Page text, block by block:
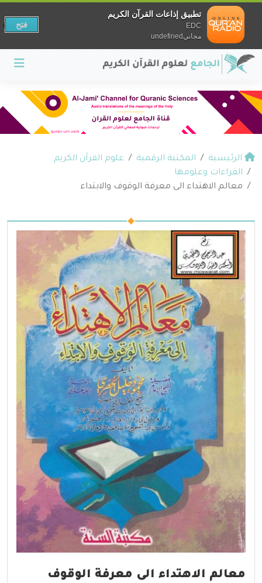
الرئيسية المكتبة الرقمية
علوم القرآن الكريم
القراءات وعلومها
معالم الاهتداء الى معرفة الوقوف والابتداء
معالم الاهتداء الى معرفة الوقوف
تطبيق إذاعات القرآن الكريم
EDC
مجانيundefined
فتح